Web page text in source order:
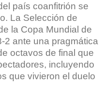
país coanfitrión se
La Selección de
la Copa Mundial de
2 ante una pragmática
octavos de final que
incluyendo
que vivieron el duelo